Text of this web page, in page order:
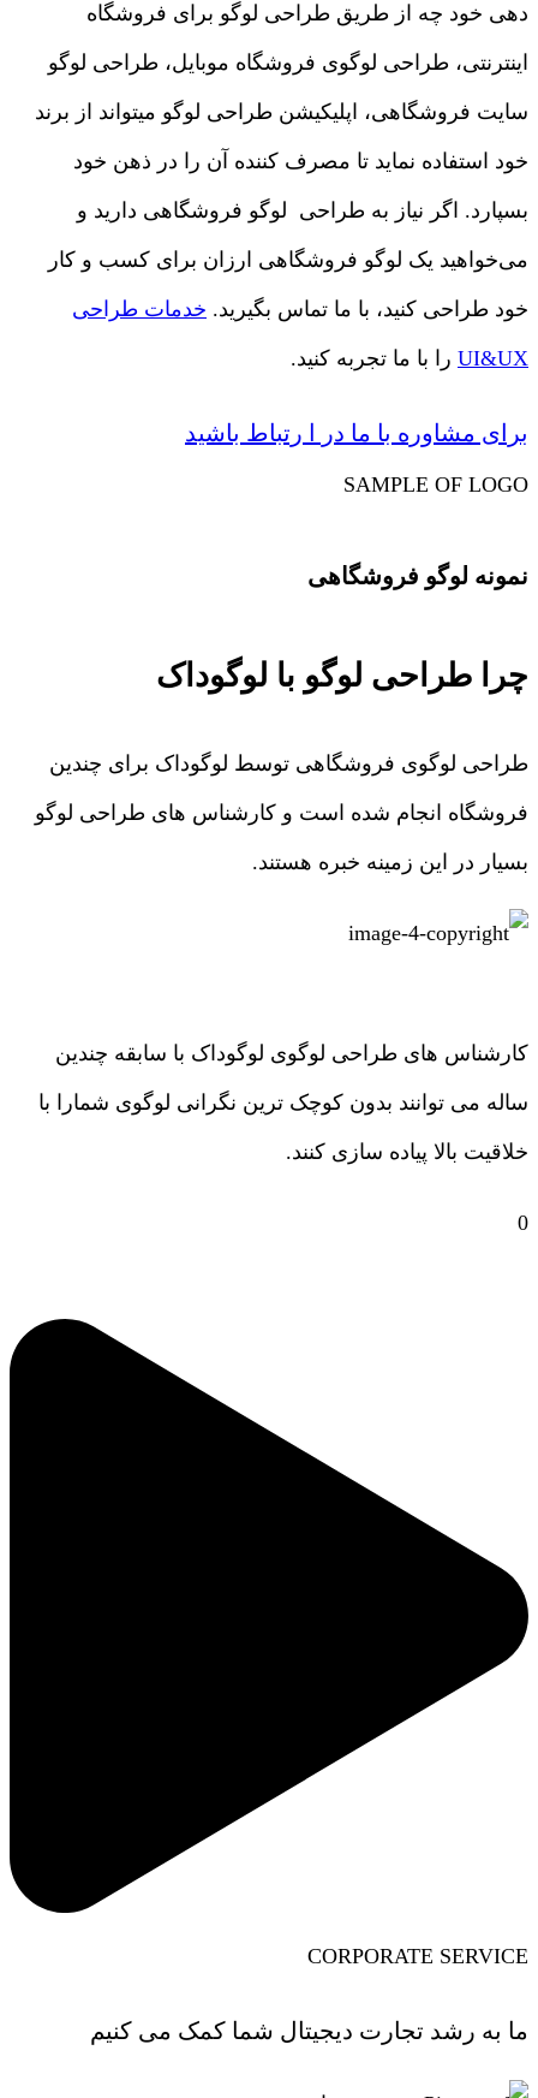
دهی خود چه از طریق طراحی لوگو برای فروشگاه
اینترنتی، طراحی لوگوی فروشگاه موبایل، طراحی لوگو
سایت فروشگاهی، اپلیکیشن طراحی لوگو میتواند از برند
خود استفاده نماید تا مصرف کننده آن را در ذهن خود
بسپارد. اگر نیاز به طراحی لوگو فروشگاهی دارید و
می‌خواهید یک لوگو فروشگاهی ارزان برای کسب و کار
خود طراحی کنید، با ما تماس بگیرید. خدمات طراحی
UI&UX را با ما تجربه کنید.
برای مشاوره با ما در ا رتباط باشید
SAMPLE OF LOGO
نمونه لوگو فروشگاهی
چرا طراحی لوگو با لوگوداک
طراحی لوگوی فروشگاهی توسط لوگوداک برای چندین
فروشگاه انجام شده است و کارشناس های طراحی لوگو
بسیار در این زمینه خبره هستند.
کارشناس های طراحی لوگوی لوگوداک با سابقه چندین
ساله می توانند بدون کوچک ترین نگرانی لوگوی شمارا با
خلاقیت بالا پیاده سازی کنند.
0
CORPORATE SERVICE
ما به رشد تجارت دیجیتال شما کمک می کنیم